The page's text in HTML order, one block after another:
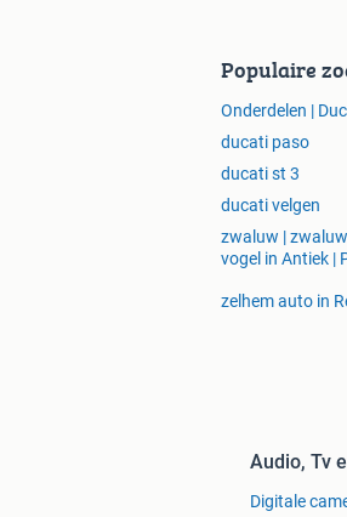
Populaire
Onderdelen |
ducati paso
ducati st 3
ducati velgen
zwaluw |
vogel in Antiek |
zelhem auto in
Audio, Tv
Digitale